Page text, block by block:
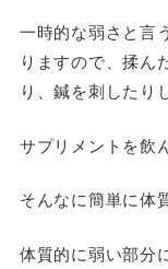
一時的な弱さと言
りますので、揉ん
り、鍼を刺したり
サプリメントを飲
そんなに簡単に体
体質的に弱い部分